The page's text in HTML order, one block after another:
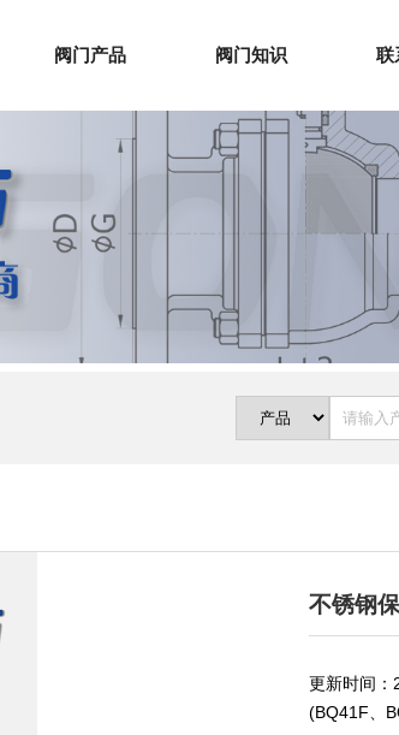
阀门产品 阀门知识 联
不锈钢
更新时间：
(BQ41F、